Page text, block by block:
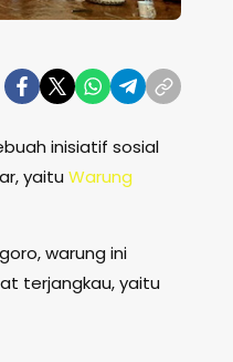
inisiatif sosial
yaitu Warung
warung ini
terjangkau, yaitu